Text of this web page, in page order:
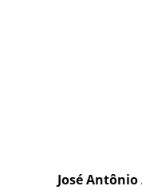
José Antônio